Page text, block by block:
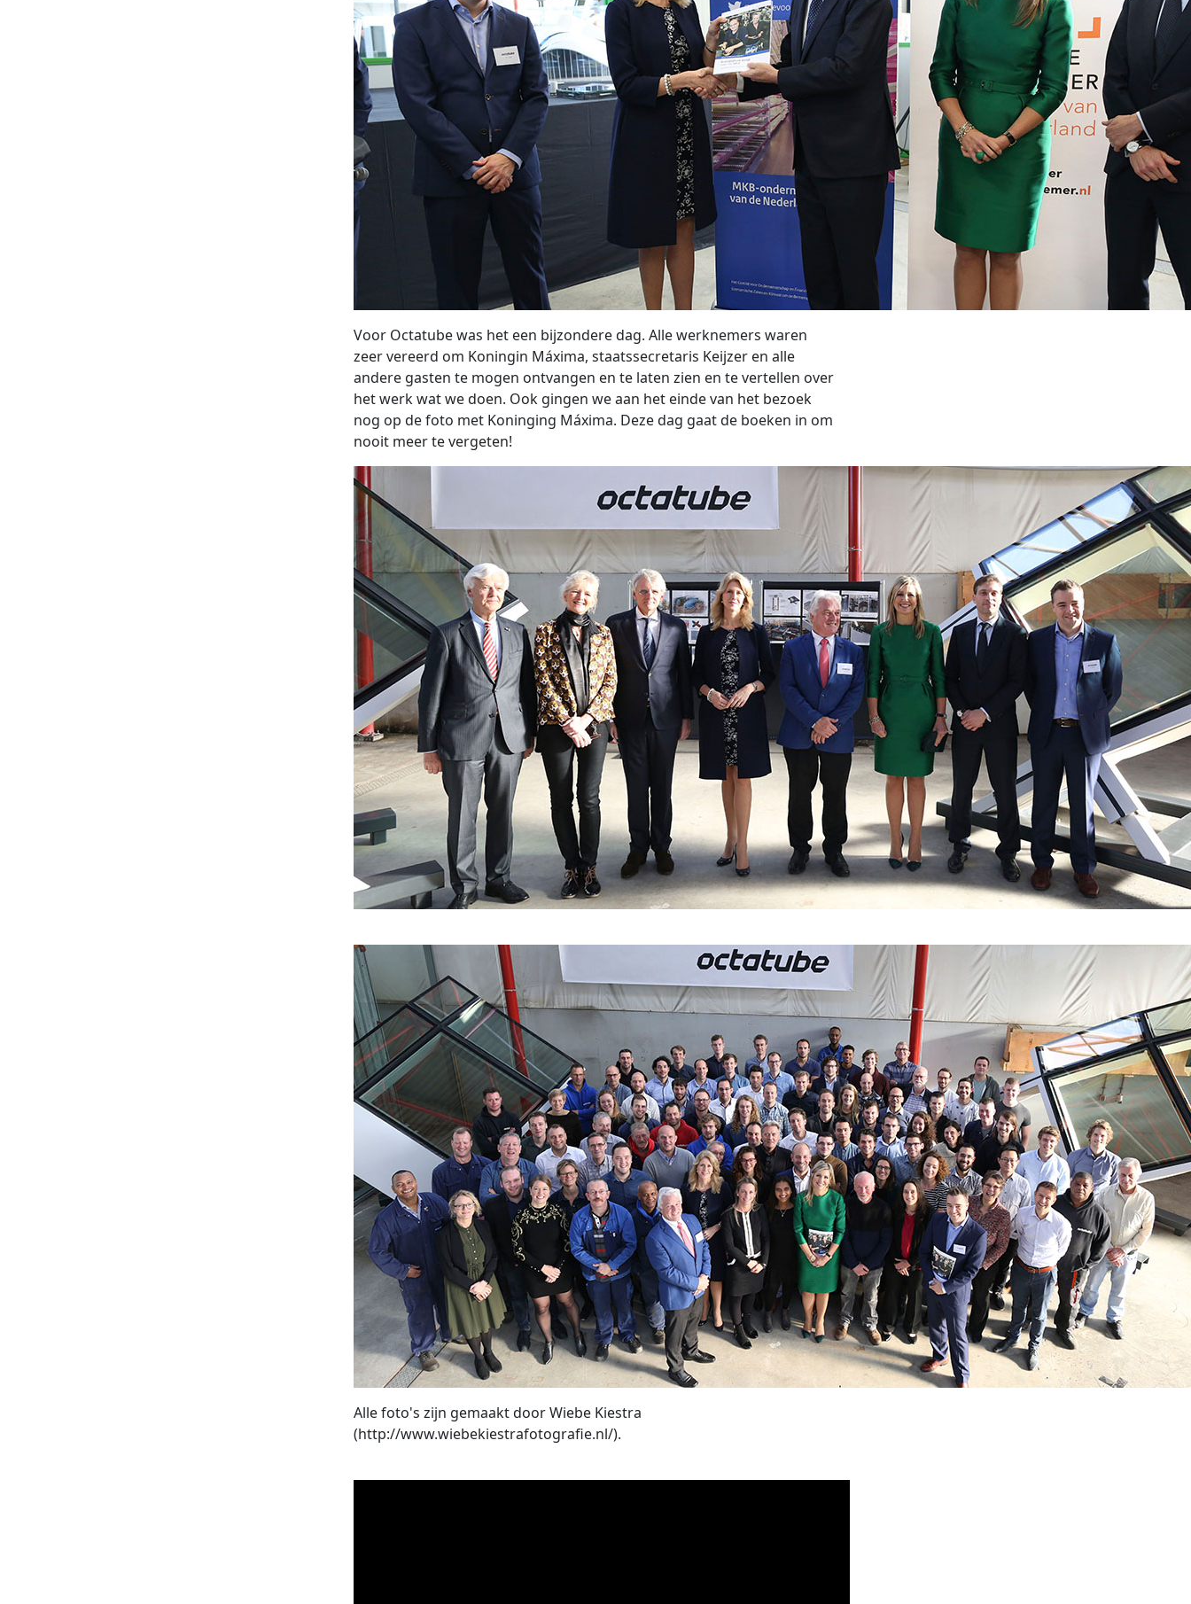
Voor Octatube was het een bijzondere dag. Alle werknemers waren
zeer vereerd om Koningin Máxima, staatssecretaris Keijzer en alle
andere gasten te mogen ontvangen en te laten zien en te vertellen over
het werk wat we doen. Ook gingen we aan het einde van het bezoek
nog op de foto met Koninging Máxima. Deze dag gaat de boeken in om
nooit meer te vergeten!
Alle foto's zijn gemaakt door Wiebe Kiestra
(http://www.wiebekiestrafotografie.nl/).